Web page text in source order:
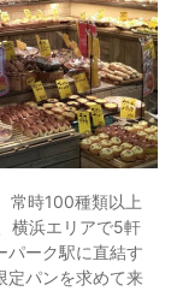
常時100種類以上
横浜エリアで5軒
パーク駅に直結す
定パンを求めて来